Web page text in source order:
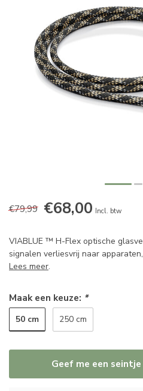
€79,99 €68,00 Incl. btw
VIABLUE ™ H-Flex optische
signalen verliesvrij naar
Lees meer.
Maak een keuze: *
50 cm 250 cm
Geef me een